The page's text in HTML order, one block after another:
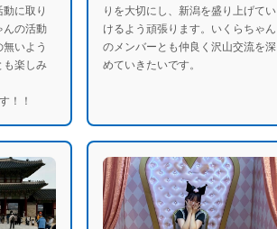
に取り
んの活動
いよう
も楽しみ
！！
りを大切にし、新潟を盛り上げてい
けるよう頑張ります。いくらちゃん
のメンバーとも仲良く沢山交流を深
めていきたいです。